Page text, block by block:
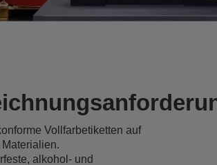
Vollfarbetiketten auf
alkohol- und